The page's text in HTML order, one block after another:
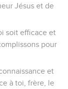
Jésus et de
soit efficace et
pour
et
à toi, frère, le